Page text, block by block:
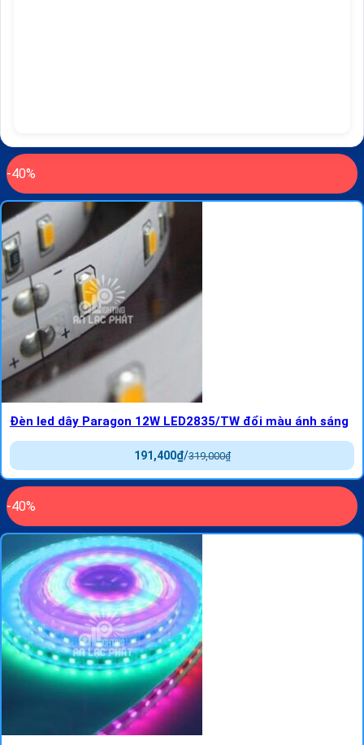
-40%
Đèn led dây Paragon 12W LED2835/TW đổi màu ánh sáng
319,000₫
/
191,400₫
-40%